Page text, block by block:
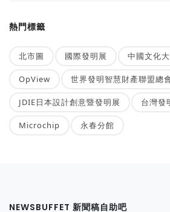
熱門標籤
北市圖 國際發明展 中國文化
OpView 世界發明智慧財產聯盟總
JDIE日本設計創意暨發明展 台灣發
Microchip 永春分館
NEWSBUFFET 新聞稿自助吧